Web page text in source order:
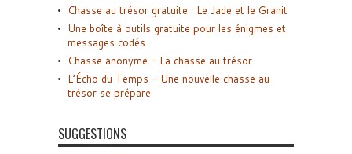
Chasse au trésor gratuite : Le Jade et le Granit
Une boîte à outils gratuite pour les énigmes et
messages codés
Chasse anonyme – La chasse au trésor
L’Écho du Temps – Une nouvelle chasse au
trésor se prépare
SUGGESTIONS